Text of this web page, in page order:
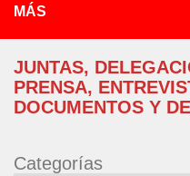
MÁS
JUNTAS,
PRENSA,
DOCUMENTOS Y
Categorías